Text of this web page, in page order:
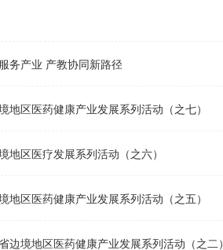
务产业 产教协同新路径
区医药健康产业发展系列活动（之七）
区医疗发展系列活动（之六）
区医药健康产业发展系列活动（之五）
境地区医药健康产业发展系列活动（之二）